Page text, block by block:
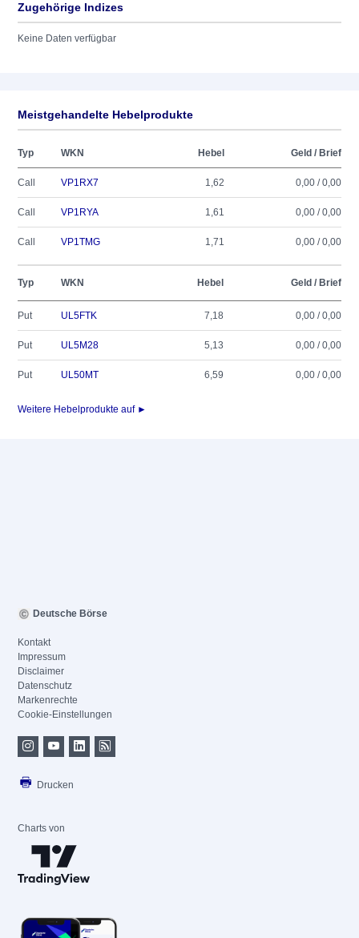
Zugehörige Indizes
Keine Daten verfügbar
Meistgehandelte Hebelprodukte
Typ WKN Hebel Geld / Brief
Call VP1RX7 1,62 0,00 / 0,00
Call VP1RYA 1,61 0,00 / 0,00
Call VP1TMG 1,71 0,00 / 0,00
Typ WKN Hebel Geld / Brief
Put UL5FTK 7,18 0,00 / 0,00
Put UL5M28 5,13 0,00 / 0,00
Put UL50MT 6,59 0,00 / 0,00
Weitere Hebelprodukte auf ►
Deutsche Börse
Kontakt
Impressum
Disclaimer
Datenschutz
Markenrechte
Cookie-Einstellungen
Drucken
Charts von